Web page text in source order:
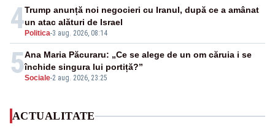
4 Politica-3 aug. 2026, 08:14
Trump anunță noi negocieri cu Iranul, după ce a amânat
un atac alături de Israel
5Sociale-2 aug. 2026, 23:25
Ana Maria Păcuraru: „Ce se alege de un om căruia i se
închide singura lui portiță?”
ACTUALITATE